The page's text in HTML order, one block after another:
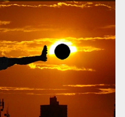
What is potable
飲用水是什麼？它在
It's the water we
the same water.
I'll